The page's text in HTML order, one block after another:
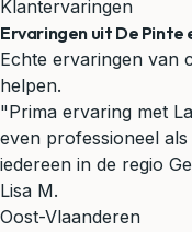
Klantervaringen
Ervaringen uit De Pinte
Echte ervaringen van
helpen.
"Prima ervaring met
even professioneel
iedereen in de regio
Lisa M.
Oost-Vlaanderen